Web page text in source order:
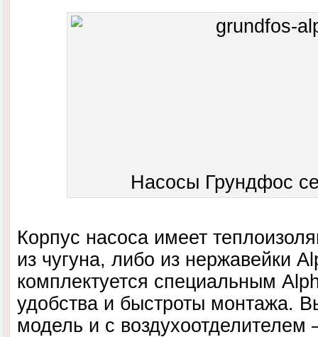
Насосы Грундфос
Корпус насоса имеет
из чугуна, либо из нержавейки
комплектуется специальным
удобства и быстроты монтажа.
модель и с